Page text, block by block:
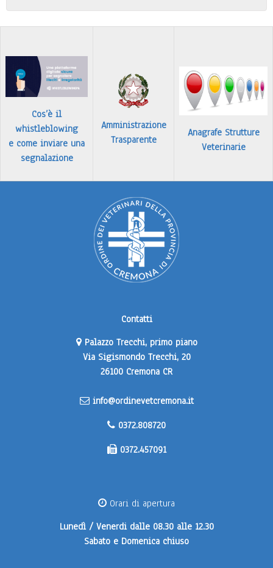
Cos’è il
whistleblowing
e come inviare una
segnalazione
Amministrazione
Trasparente
Anagrafe Strutture
Veterinarie
Contatti
Palazzo Trecchi, primo piano
Via Sigismondo Trecchi, 20
26100 Cremona CR
info@ordinevetcremona.it
0372.808720
0372.457091
Orari di apertura
Lunedì / Venerdidalle 08.30 alle 12.30
Sabato e Domenica chiuso